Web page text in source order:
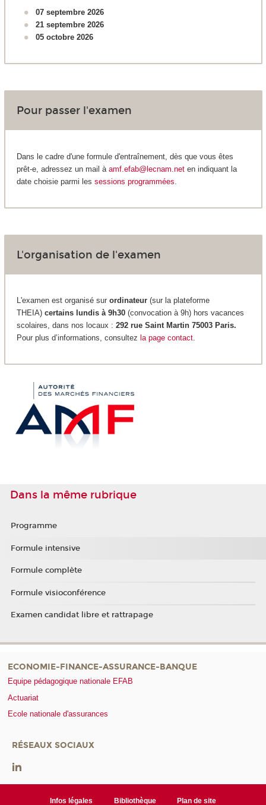
07 septembre 2026
21 septembre 2026
05 octobre 2026
Pour passer l'examen
Dans le cadre d'une formule d'entraînement, dès que vous êtes
prêt-e, adressez un mail à amf.efab@lecnam.neten indiquant la
date choisie parmi les sessions programmées
L'organisation de l'examen
L'examen est organisé sur ordinateur (sur la plateforme
THEIA)certains lundis à 9h30(convocation à 9h) hors vacances
scolaires, dans nos locaux : 292 rue Saint Martin 75003 Paris.
Pour plus d’informations, consultez la page contact.
Dans la même rubrique
Programme
Formule intensive
Formule complète
Formule visioconférence
Examen candidat libre et rattrapage
ECONOMIE-FINANCE-ASSURANCE-BANQUE
Equipe pédagogique nationale EFAB
Actuariat
Ecole nationale d'assurances
RÉSEAUX SOCIAUX
Infos légales Bibliothèque Plan de site